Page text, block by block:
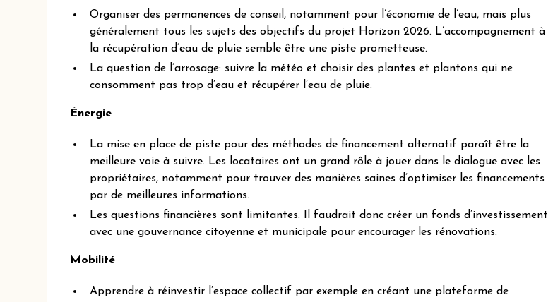
Organiser des permanences de conseil, notamment pour l’économie de l’eau, mais plus
généralement tous les sujets des objectifs du projet Horizon 2026. L’accompagnement à
la récupération d’eau de pluie semble être une piste prometteuse.
La question de l’arrosage: suivre la météo et choisir des plantes et plantons qui ne
consomment pas trop d’eau et récupérer l’eau de pluie.
Énergie
La mise en place de piste pour des méthodes de financement alternatif paraît être la
meilleure voie à suivre. Les locataires ont un grand rôle à jouer dans le dialogue avec les
propriétaires, notamment pour trouver des manières saines d’optimiser les financements
par de meilleures informations.
Les questions financières sont limitantes. Il faudrait donc créer un fonds d’investissement
avec une gouvernance citoyenne et municipale pour encourager les rénovations.
Mobilité
Apprendre à réinvestir l’espace collectif par exemple en créant une plateforme de